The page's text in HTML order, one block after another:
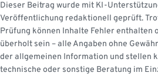
Dieser Beitrag wurde mit KI-
Veröffentlichung redaktionell geprüft.
Prüfung können Inhalte Fehler enthalten
überholt sein – alle Angaben ohne
der allgemeinen Information und stellen
technische oder sonstige Beratung im